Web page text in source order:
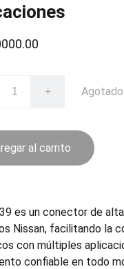
+ Agotado
al carrito
es un conector de
Nissan, facilitando la
con múltiples
confiable en todo